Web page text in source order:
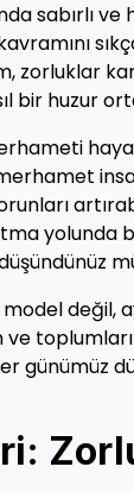
sabırlı
bir huzur
yolunda
değil,
günümüz